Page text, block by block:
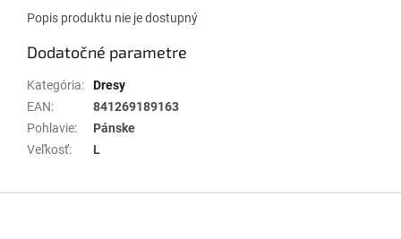
Popis produktu nie je dostupný
Dodatočné parametre
Kategória:
Dresy
EAN:
841269189163
Pohlavie:
Pánske
Veľkosť: L